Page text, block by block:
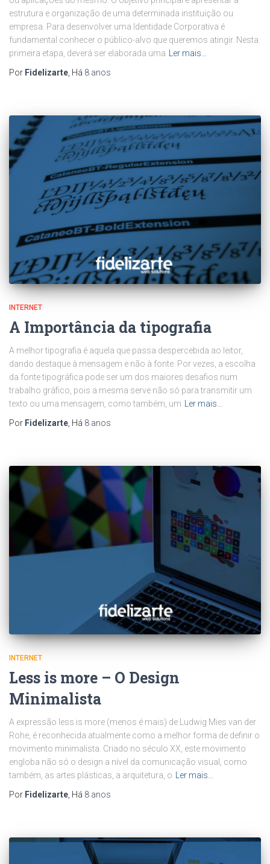
estrutura e organização de uma determinada instituição ou
empresa. Para desenvolver uma Identidade Corporativa é
fundamental conhecer o público-alvo que queremos atingir. Nesta
primeira etapa, deverá ser elaborada uma Ler mais…
Por Fidelizarte, Há 8 anos
INTERNET
A Importância da tipografia
A melhor tipografia é aquela que passa despercebida ao leitor,
dando destaque à mensagem e não à fonte. Por vezes, a escolha
da fonte tipográfica pode ser um dos maiores desafios num
trabalho gráfico, pois a mesma serve não só para transmitir um
texto ou uma mensagem, como também, um
Ler mais…
Por Fidelizarte , Há 8 anos
INTERNET
Less is more – O Design
Minimalista
A expressão less is more (menos é mais) de Ludwig Mies van der
Rohe, é reconhecida atualmente como a melhor forma de definir o
movimento minimalista. Criado no século XX, este movimento
engloba não só o design a nível da comunicação visual, como
também, as artes plásticas, a arquitetura, o
Ler mais…
Por Fidelizarte , Há 8 anos